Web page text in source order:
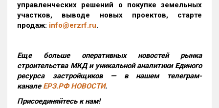
управленческих решений о покупке земельных
участков, выводе новых проектов, старте
продаж: info@erzrf.ru.
Еще больше оперативных новостей рынка
строительства МКД и уникальной аналитики Единого
ресурса застройщиков — в нашем телеграм-
канале ЕРЗ.РФ НОВОСТИ.
Присоединяйтесь к нам!